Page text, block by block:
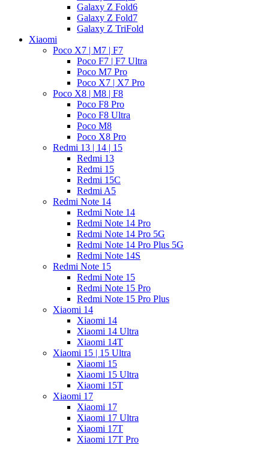
Galaxy Z Fold6
Galaxy Z Fold7
Galaxy Z TriFold
Xiaomi
Poco X7 | M7 | F7
Poco F7 | F7 Ultra
Poco M7 Pro
Poco X7 | X7 Pro
Poco X8 | M8 | F8
Poco F8 Pro
Poco F8 Ultra
Poco M8
Poco X8 Pro
Redmi 13 | 14 | 15
Redmi 13
Redmi 15
Redmi 15C
Redmi A5
Redmi Note 14
Redmi Note 14
Redmi Note 14 Pro
Redmi Note 14 Pro 5G
Redmi Note 14 Pro Plus 5G
Redmi Note 14S
Redmi Note 15
Redmi Note 15
Redmi Note 15 Pro
Redmi Note 15 Pro Plus
Xiaomi 14
Xiaomi 14
Xiaomi 14 Ultra
Xiaomi 14T
Xiaomi 15 | 15 Ultra
Xiaomi 15
Xiaomi 15 Ultra
Xiaomi 15T
Xiaomi 17
Xiaomi 17
Xiaomi 17 Ultra
Xiaomi 17T
Xiaomi 17T Pro